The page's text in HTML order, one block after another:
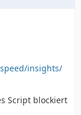
insights/
Script blockiert